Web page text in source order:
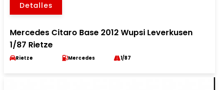
Detalles
Mercedes Citaro Base 2012 Wupsi Leverkusen
1/87 Rietze
Rietze Mercedes 1/87